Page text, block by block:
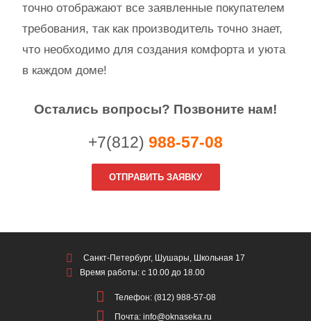
точно отображают все заявленные покупателем
требования, так как производитель точно знает,
что необходимо для создания комфорта и уюта
в каждом доме!
Остались вопросы? Позвоните нам!
+7(812) 988-57-08
ОТПРАВИТЬ ЗАЯВКУ
Санкт-Петербург, Шушары, Школьная 17
Время работы: с 10.00 до 18.00
Телефон: (812) 988-57-08
Почта: info@oknaseka.ru